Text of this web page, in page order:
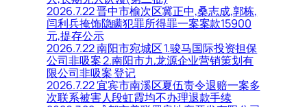
2026.7.22 晋中市榆次区冀正中,桑志成,郭栋,
闫利兵掩饰隐瞒犯罪所得罪一案案款15900
元,提存公示
2026.7.22 南阳市宛城区 1.骏马国际投资担保
公司非吸案 2.南阳市九龙源企业营销策划有
限公司非吸案 登记
2026.7.22 宜宾市南溪区夏伍责令退赔一案多
次联系被害人段虹霞均不办理退款手续